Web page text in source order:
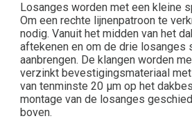
Losanges worden met een kleine
Om een rechte lijnenpatroon te
nodig. Vanuit het midden van het
aftekenen en om de drie losanges
aanbrengen. De klangen worden
verzinkt bevestigingsmateriaal
van tenminste 20 μm op het
montage van de losanges
boven.